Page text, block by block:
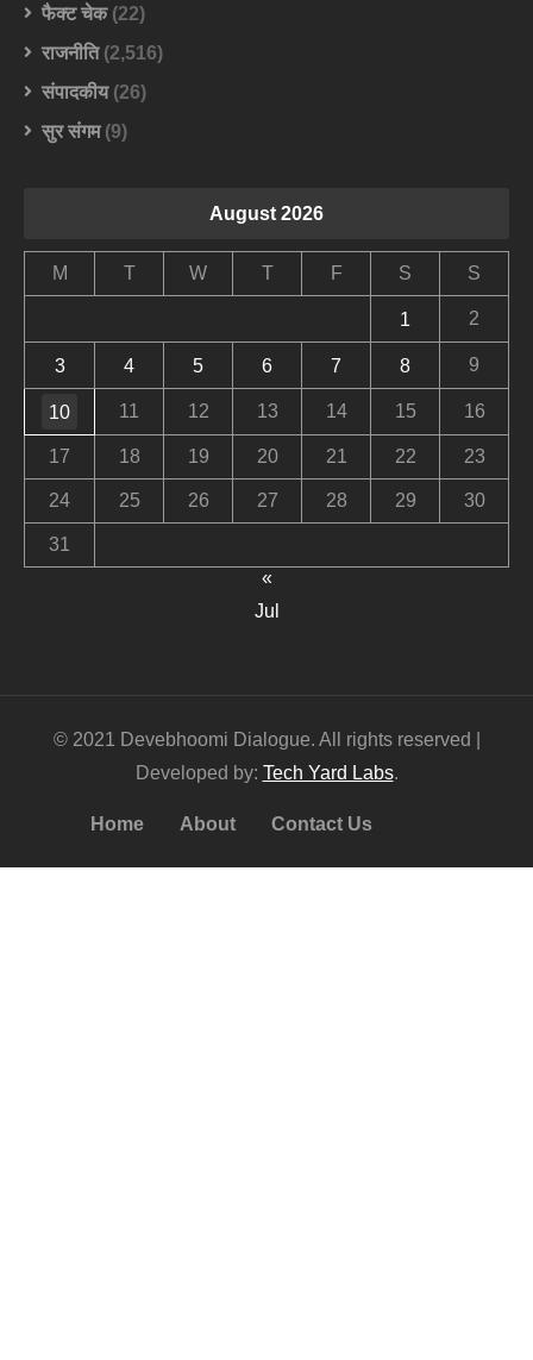
फैक्ट चेक(22)
राजनीति(2,516)
संपादकीय(26)
सुर संगम(9)
August 2026
M T W T F S S
1 2
3 4 5 6 7 8 9
10 11 12 13 14 15 16
17 18 19 20 21 22 23
24 25 26 27 28 29 30
31
«
Jul
© 2021 Devebhoomi Dialogue. All rights reserved |
Developed by: Tech Yard Labs.
Home About Contact Us